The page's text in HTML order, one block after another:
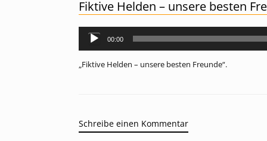
Fiktive Helden – unsere besten
Audio-
00:00
„Fiktive Helden – unsere besten Freunde“.
Schreibe einen Kommentar